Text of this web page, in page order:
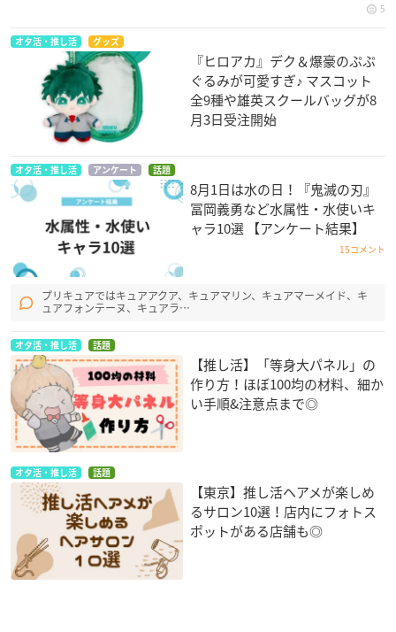
5
オタ活・推し活 グッズ
『ヒロアカ』デク＆爆豪のぷぷ
ぐるみが可愛すぎ♪ マスコット
全9種や雄英スクールバッグが8
月3日受注開始
オタ活・推し活 アンケート 話題
8月1日は水の日！『鬼滅の刃』
冨岡義勇など水属性・水使いキ
ャラ10選 【アンケート結果】
15コメント
プリキュアではキュアアクア、キュアマリン、キュアマーメイド、キ
ュアフォンテーヌ、キュアラ…
オタ活・推し活 話題
【推し活】「等身大パネル」の
作り方！ほぼ100均の材料、細か
い手順&注意点まで◎
オタ活・推し活 話題
【東京】推し活ヘアメが楽しめ
るサロン10選！店内にフォトス
ポットがある店舗も◎